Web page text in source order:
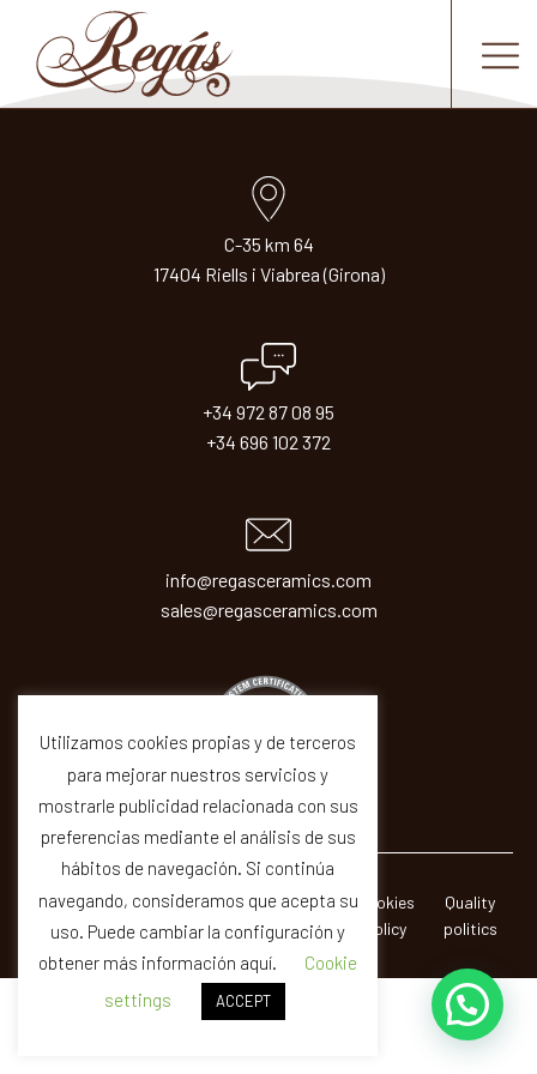
C-35 km 64
17404 Riells i Viabrea (Girona)
+34 972 87 08 95
+34 696 102 372
info@regasceramics.com
sales@regasceramics.com
© REGAS ·
CERAMICAS SIR SA
Legal
Notice
Privacity
Policy
Cookies
Policy
Quality
politics
Utilizamos cookies propias y de terceros
para mejorar nuestros servicios y
mostrarle publicidad relacionada con sus
preferencias mediante el análisis de sus
hábitos de navegación. Si continúa
navegando, consideramos que acepta su
uso. Puede cambiar la configuración y
obtener más información aquí.
Cookie
settings
ACCEPT